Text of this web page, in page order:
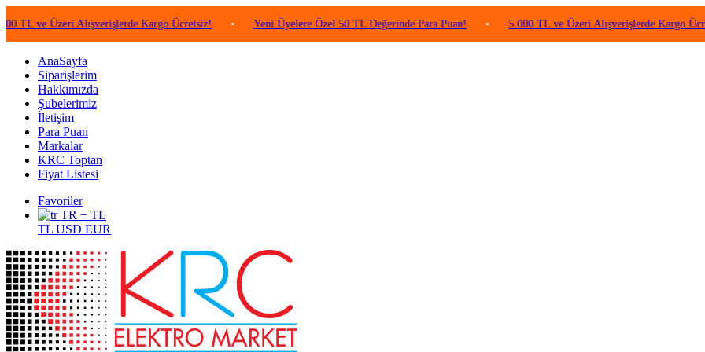
Üzeri Alışverişlerde Kargo Ücretsiz! • Yeni Üyelere Özel 50 TL Değerinde Para Puan! • 5.000 TL ve Üzeri Alışverişlerde Kargo Ücretsiz!
AnaSayfa
Siparişlerim
Hakkımızda
Şubelerimiz
İletişim
Para Puan
Markalar
KRC Toptan
Fiyat Listesi
Favoriler
TR − TL
TL USD EUR